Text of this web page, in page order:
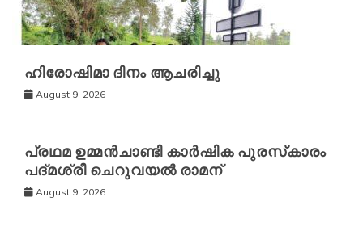
ഹിരോഷിമാ ദിനം ആചരിച്ചു
August 9, 2026
പ്രഥമ ഉമ്മൻചാണ്ടി കാർഷിക പുരസ്‌കാരം
പദ്മശ്രീ ചെറുവയൽ രാമന്
August 9, 2026